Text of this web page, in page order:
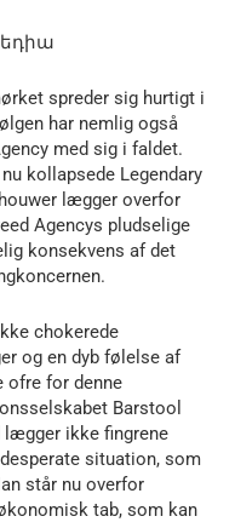
spreder sig hurtigt i
har nemlig også
med sig i faldet.
kollapsede Legendary
lægger overfor
Agencys pludselige
konsekvens af det
chokerede
og en dyb følelse af
ofre for denne
Barstool
lægger ikke fingrene
situation, som
står nu overfor
tab, som kan